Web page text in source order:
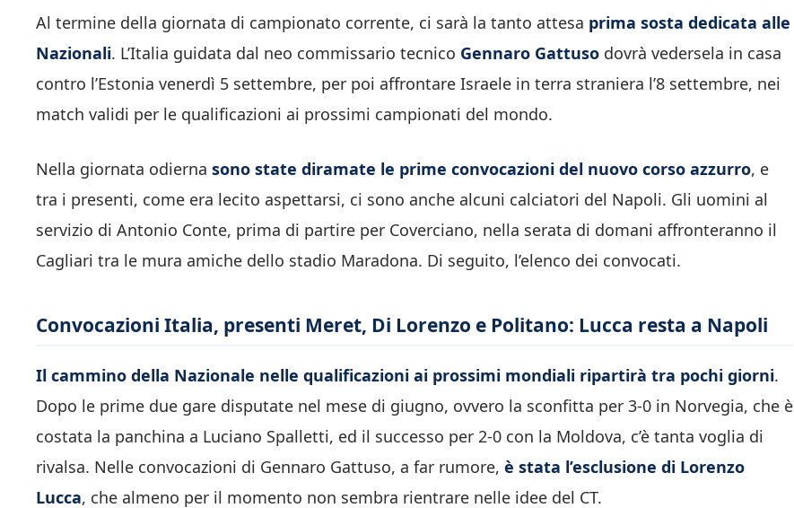
Al termine della giornata di campionato corrente, ci sarà la tanto attesa prima sosta dedicata alle
Nazionali. L’Italia guidata dal neo commissario tecnico Gennaro Gattuso dovrà vedersela in casa
contro l’Estonia venerdì 5 settembre, per poi affrontare Israele in terra straniera l’8 settembre, nei
match validi per le qualificazioni ai prossimi campionati del mondo.
Nella giornata odierna sono state diramate le prime convocazioni del nuovo corso azzurro, e
tra i presenti, come era lecito aspettarsi, ci sono anche alcuni calciatori del Napoli. Gli uomini al
servizio di Antonio Conte, prima di partire per Coverciano, nella serata di domani affronteranno il
Cagliari tra le mura amiche dello stadio Maradona. Di seguito, l’elenco dei convocati.
Convocazioni Italia, presenti Meret, Di Lorenzo e Politano: Lucca resta a Napoli
Il cammino della Nazionale nelle qualificazioni ai prossimi mondiali ripartirà tra pochi giorni.
Dopo le prime due gare disputate nel mese di giugno, ovvero la sconfitta per 3-0 in Norvegia, che è
costata la panchina a Luciano Spalletti, ed il successo per 2-0 con la Moldova, c’è tanta voglia di
rivalsa. Nelle convocazioni di Gennaro Gattuso, a far rumore, è stata l’esclusione di Lorenzo
Lucca, che almeno per il momento non sembra rientrare nelle idee del CT.